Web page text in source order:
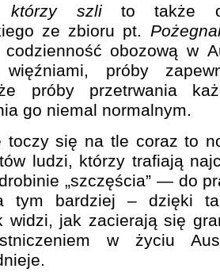
którzy szlito także
ze zbioru pt.
codzienność obozową w
więźniami, próby
próby przetrwania
go niemal normalnym.
toczy się na tle coraz to
ludzi, którzy trafiają
„szczęścia” — do
tym bardziej – dzięki
widzi, jak zacierają się
w życiu